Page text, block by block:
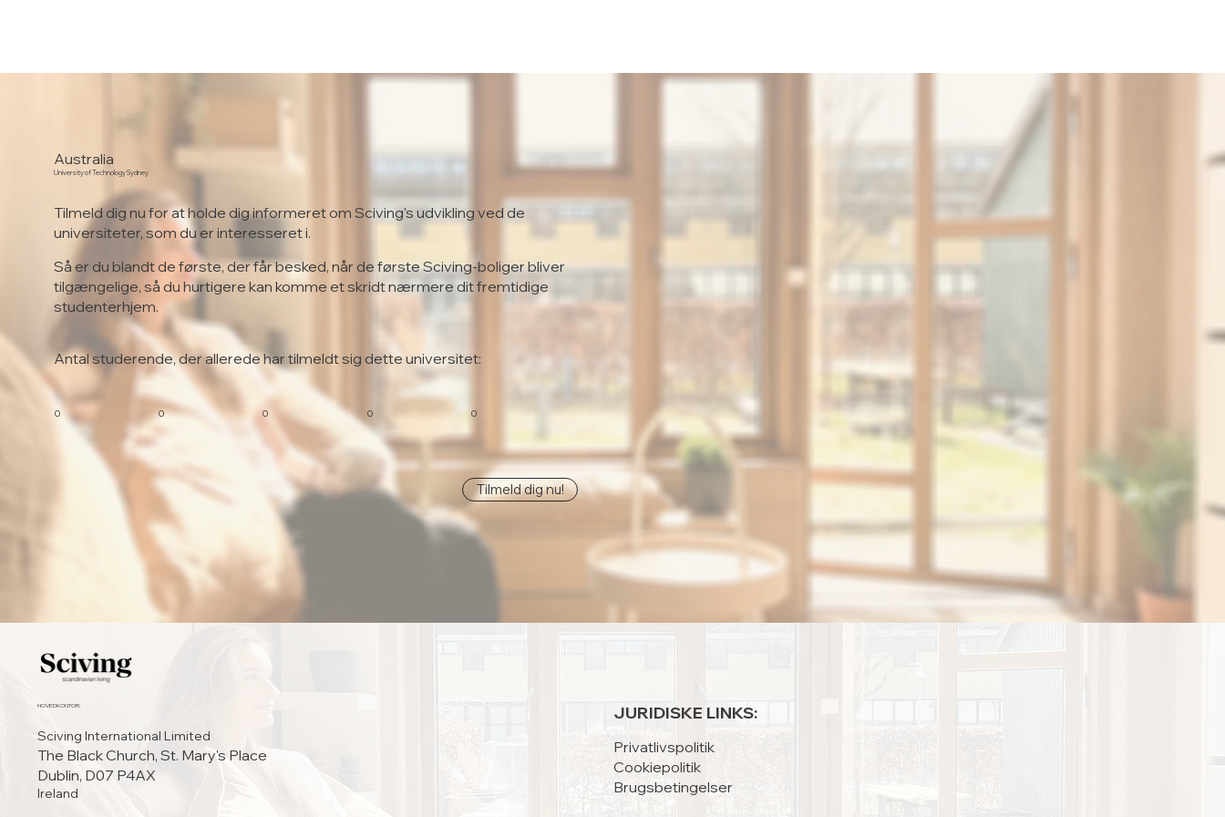
Australia
University of Technology Sydney
Tilmeld dig nu for at holde dig informeret om Sciving's udvikling ved de
universiteter, som du er interesseret i.
Så er du blandt de første, der får besked, når de første Sciving-boliger bliver
tilgængelige, så du hurtigere kan komme et skridt nærmere dit fremtidige
studenterhjem.
Antal studerende, der allerede har tilmeldt sig dette universitet:
0
0
0
0
0
Tilmeld dig nu!
HOVEDKONTOR:
Sciving International Limited
The Black Church, St. Mary's Place
Dublin, D07 P4AX
Ireland
JURIDISKE LINKS:
Privatlivspolitik
Cookiepolitik
Brugsbetingelser